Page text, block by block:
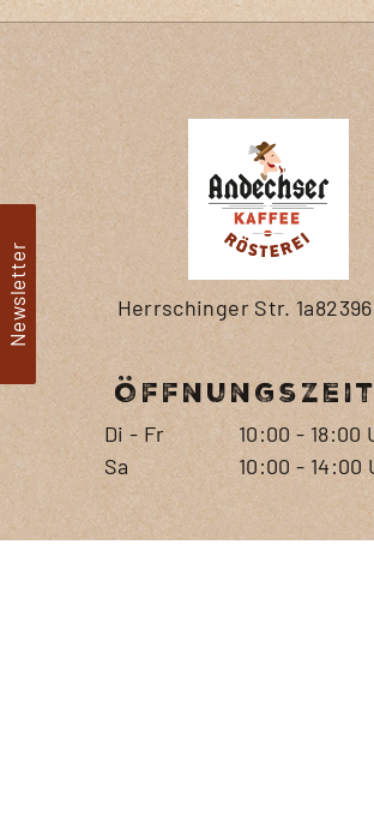
Newsletter Herrschinger Str.
Di - Fr
Sa
10:00 - 18:00
10:00 - 14:00